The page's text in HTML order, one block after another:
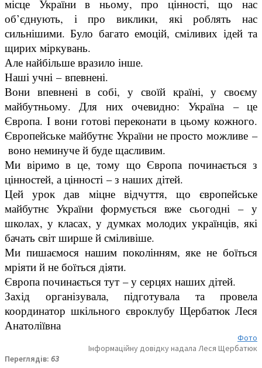
місце України в ньому, про цінності, що нас
об’єднують, і про виклики, які роблять нас
сильнішими. Було багато емоцій, сміливих ідей та
щирих міркувань.
Але найбільше вразило інше.
Наші учні – впевнені.
Вони впевнені в собі, у своїй країні, у своєму
майбутньому. Для них очевидно: Україна – це
Європа. І вони готові переконати в цьому кожного.
Європейське майбутнє України не просто можливе –
воно неминуче й буде щасливим.
Ми віримо в це, тому що Європа починається з
цінностей, а цінності – з наших дітей.
Цей урок дав міцне відчуття, що європейське
майбутнє України формується вже сьогодні – у
школах, у класах, у думках молодих українців, які
бачать світ ширше й сміливіше.
Ми пишаємося нашим поколінням, яке не боїться
мріяти й не боїться діяти.
Європа починається тут – у серцях наших дітей.
Захід організувала, підготувала та провела
координатор шкільного євроклубу Щербатюк Леся
Анатоліївна
Фото
Інформаційну довідку надала Леся Щербатюк
Переглядів: 63